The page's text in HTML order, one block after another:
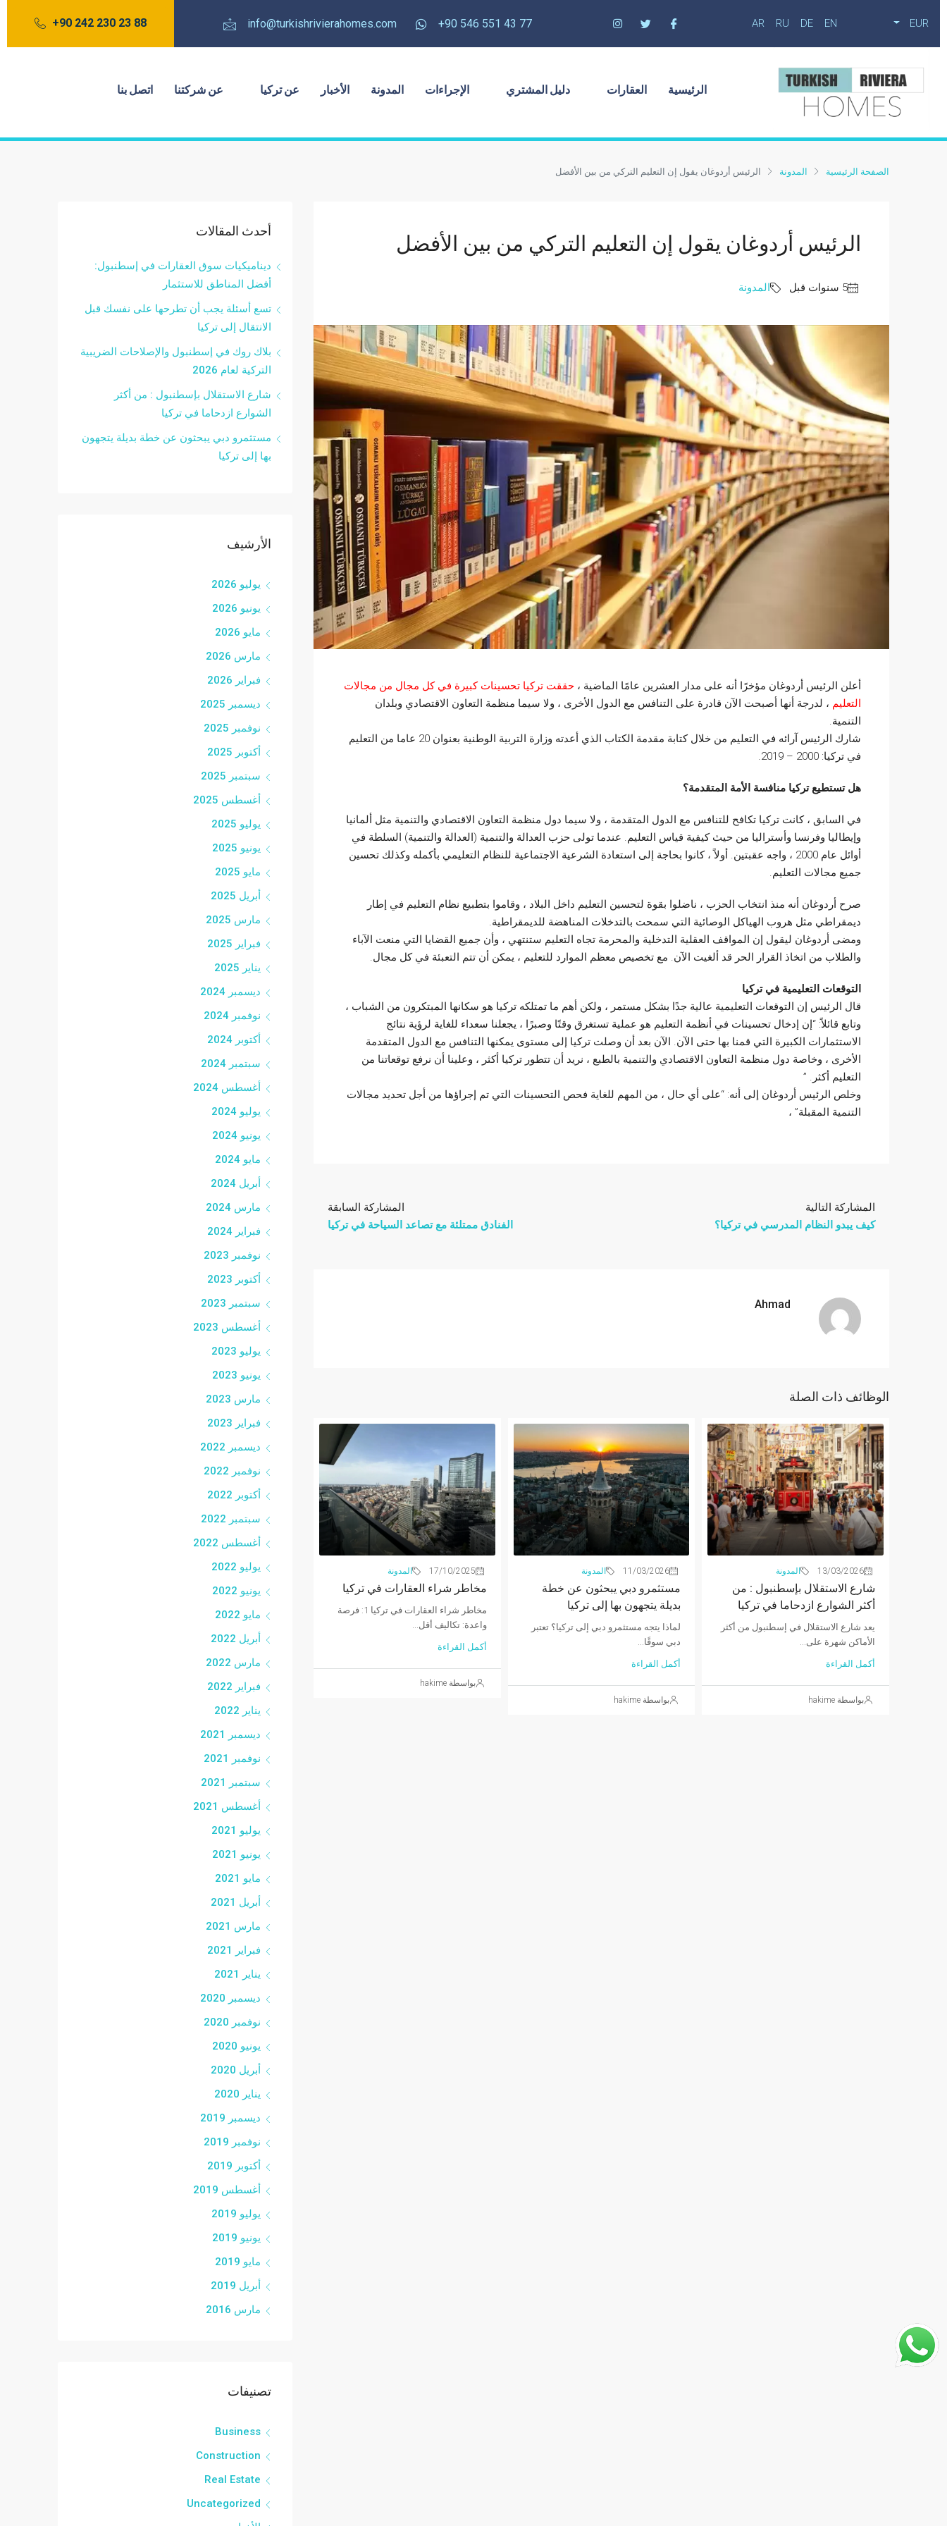
EUR
EN
DE
RU
AR
77 43 551 546 90+
info@turkishrivierahomes.com
88 23 230 242 90+
الرئيسية العقارات دليل المشتري الإجراءات المدونة الأخبار عن تركيا عن شركتنا اتصل بنا
الصفحة الرئيسية المدونة الرئيس أردوغان يقول إن التعليم التركي من بين الأفضل
الرئيس أردوغان يقول إن التعليم التركي من بين الأفضل
المدونة
أعلن الرئيس أردوغان مؤخرًا أنه على مدار العشرين عامًا الماضية ، حققت تركيا تحسينات كبيرة في كل مجال من مجالات
التعليم ، لدرجة أنها أصبحت الآن قادرة على التنافس مع الدول الأخرى ، ولا سيما منظمة التعاون الاقتصادي وبلدان
التنمية.
شارك الرئيس آرائه في التعليم من خلال كتابة مقدمة الكتاب الذي أعدته وزارة التربية الوطنية بعنوان 20 عاما من التعليم
في تركيا: 2000 – 2019.
هل تستطيع تركيا منافسة الأمة المتقدمة؟
في السابق ، كانت تركيا تكافح للتنافس مع الدول المتقدمة ، ولا سيما دول منظمة التعاون الاقتصادي والتنمية مثل ألمانيا
وإيطاليا وفرنسا وأستراليا من حيث كيفية قياس التعليم. عندما تولى حزب العدالة والتنمية (العدالة والتنمية) السلطة في
أوائل عام 2000 ، واجه عقبتين. أولاً ، كانوا بحاجة إلى استعادة الشرعية الاجتماعية للنظام التعليمي بأكمله وكذلك تحسين
جميع مجالات التعليم.
صرح أردوغان أنه منذ انتخاب الحزب ، ناضلوا بقوة لتحسين التعليم داخل البلاد ، وقاموا بتطبيع نظام التعليم في إطار
ديمقراطي مثل هروب الهياكل الوصائية التي سمحت بالتدخلات المناهضة للديمقراطية.
ومضى أردوغان ليقول إن المواقف العقلية التدخلية والمحرمة تجاه التعليم ستنتهي ، وأن جميع القضايا التي منعت الآباء
والطلاب من اتخاذ القرار الحر قد ألغيت الآن. مع تخصيص معظم الموارد للتعليم ، يمكن أن تتم التعبئة في كل مجال.
التوقعات التعليمية في تركيا
قال الرئيس إن التوقعات التعليمية عالية جدًا بشكل مستمر ، ولكن أهم ما تمتلكه تركيا هو سكانها المبتكرون من الشباب ،
وتابع قائلاً: “إن إدخال تحسينات في أنظمة التعليم هو عملية تستغرق وقتًا وصبرًا ، يجعلنا سعداء للغاية لرؤية نتائج
الاستثمارات الكبيرة التي قمنا بها حتى الآن. الآن بعد أن وصلت تركيا إلى مستوى يمكنها التنافس مع الدول المتقدمة
الأخرى ، وخاصة دول منظمة التعاون الاقتصادي والتنمية بالطبع ، نريد أن تتطور تركيا أكثر ، وعلينا أن نرفع توقعاتنا من
التعليم أكثر. ”
وخلص الرئيس أردوغان إلى أنه: “على أي حال ، من المهم للغاية فحص التحسينات التي تم إجراؤها من أجل تحديد مجالات
التنمية المقبلة” ،
المشاركة السابقة
الفنادق ممتلئة مع تصاعد السياحة في تركيا
المشاركة التالية
كيف يبدو النظام المدرسي في تركيا؟
Ahmad
الوظائف ذات الصلة
13/03/2026 المدونة
شارع الاستقلال بإسطنبول : من
أكثر الشوارع ازدحاما في تركيا
يعد شارع الاستقلال في إسطنبول من أكثر
الأماكن شهرة على...
أكمل القراءة
بواسطة hakime
11/03/2026 المدونة
مستثمرو دبي يبحثون عن خطة
بديلة يتجهون بها إلى تركيا
لماذا يتجه مستثمرو دبي إلى تركيا؟ تعتبر
دبي سوقًا...
أكمل القراءة
بواسطة hakime
17/10/2025 المدونة
مخاطر شراء العقارات في تركيا
مخاطر شراء العقارات في تركيا 1: فرصة
واعدة: تكاليف أقل...
أكمل القراءة
بواسطة hakime
أحدث المقالات
ديناميكيات سوق العقارات في إسطنبول:
أفضل المناطق للاستثمار
تسع أسئلة يجب أن تطرحها على نفسك قبل
الانتقال إلى تركيا
بلاك روك في إسطنبول والإصلاحات الضريبية
التركية لعام 2026
شارع الاستقلال بإسطنبول : من أكثر
الشوارع ازدحاما في تركيا
مستثمرو دبي يبحثون عن خطة بديلة يتجهون
بها إلى تركيا
الأرشيف
يوليو 2026
يونيو 2026
مايو 2026
مارس 2026
فبراير 2026
ديسمبر 2025
نوفمبر 2025
أكتوبر 2025
سبتمبر 2025
أغسطس 2025
يوليو 2025
يونيو 2025
مايو 2025
أبريل 2025
مارس 2025
فبراير 2025
يناير 2025
ديسمبر 2024
نوفمبر 2024
أكتوبر 2024
سبتمبر 2024
أغسطس 2024
يوليو 2024
يونيو 2024
مايو 2024
أبريل 2024
مارس 2024
فبراير 2024
نوفمبر 2023
أكتوبر 2023
سبتمبر 2023
أغسطس 2023
يوليو 2023
يونيو 2023
مارس 2023
فبراير 2023
ديسمبر 2022
نوفمبر 2022
أكتوبر 2022
سبتمبر 2022
أغسطس 2022
يوليو 2022
يونيو 2022
مايو 2022
أبريل 2022
مارس 2022
فبراير 2022
يناير 2022
ديسمبر 2021
نوفمبر 2021
سبتمبر 2021
أغسطس 2021
يوليو 2021
يونيو 2021
مايو 2021
أبريل 2021
مارس 2021
فبراير 2021
يناير 2021
ديسمبر 2020
نوفمبر 2020
يونيو 2020
أبريل 2020
يناير 2020
ديسمبر 2019
نوفمبر 2019
أكتوبر 2019
أغسطس 2019
يوليو 2019
يونيو 2019
مايو 2019
أبريل 2019
مارس 2016
تصنيفات
Business
Construction
Real Estate
Uncategorized